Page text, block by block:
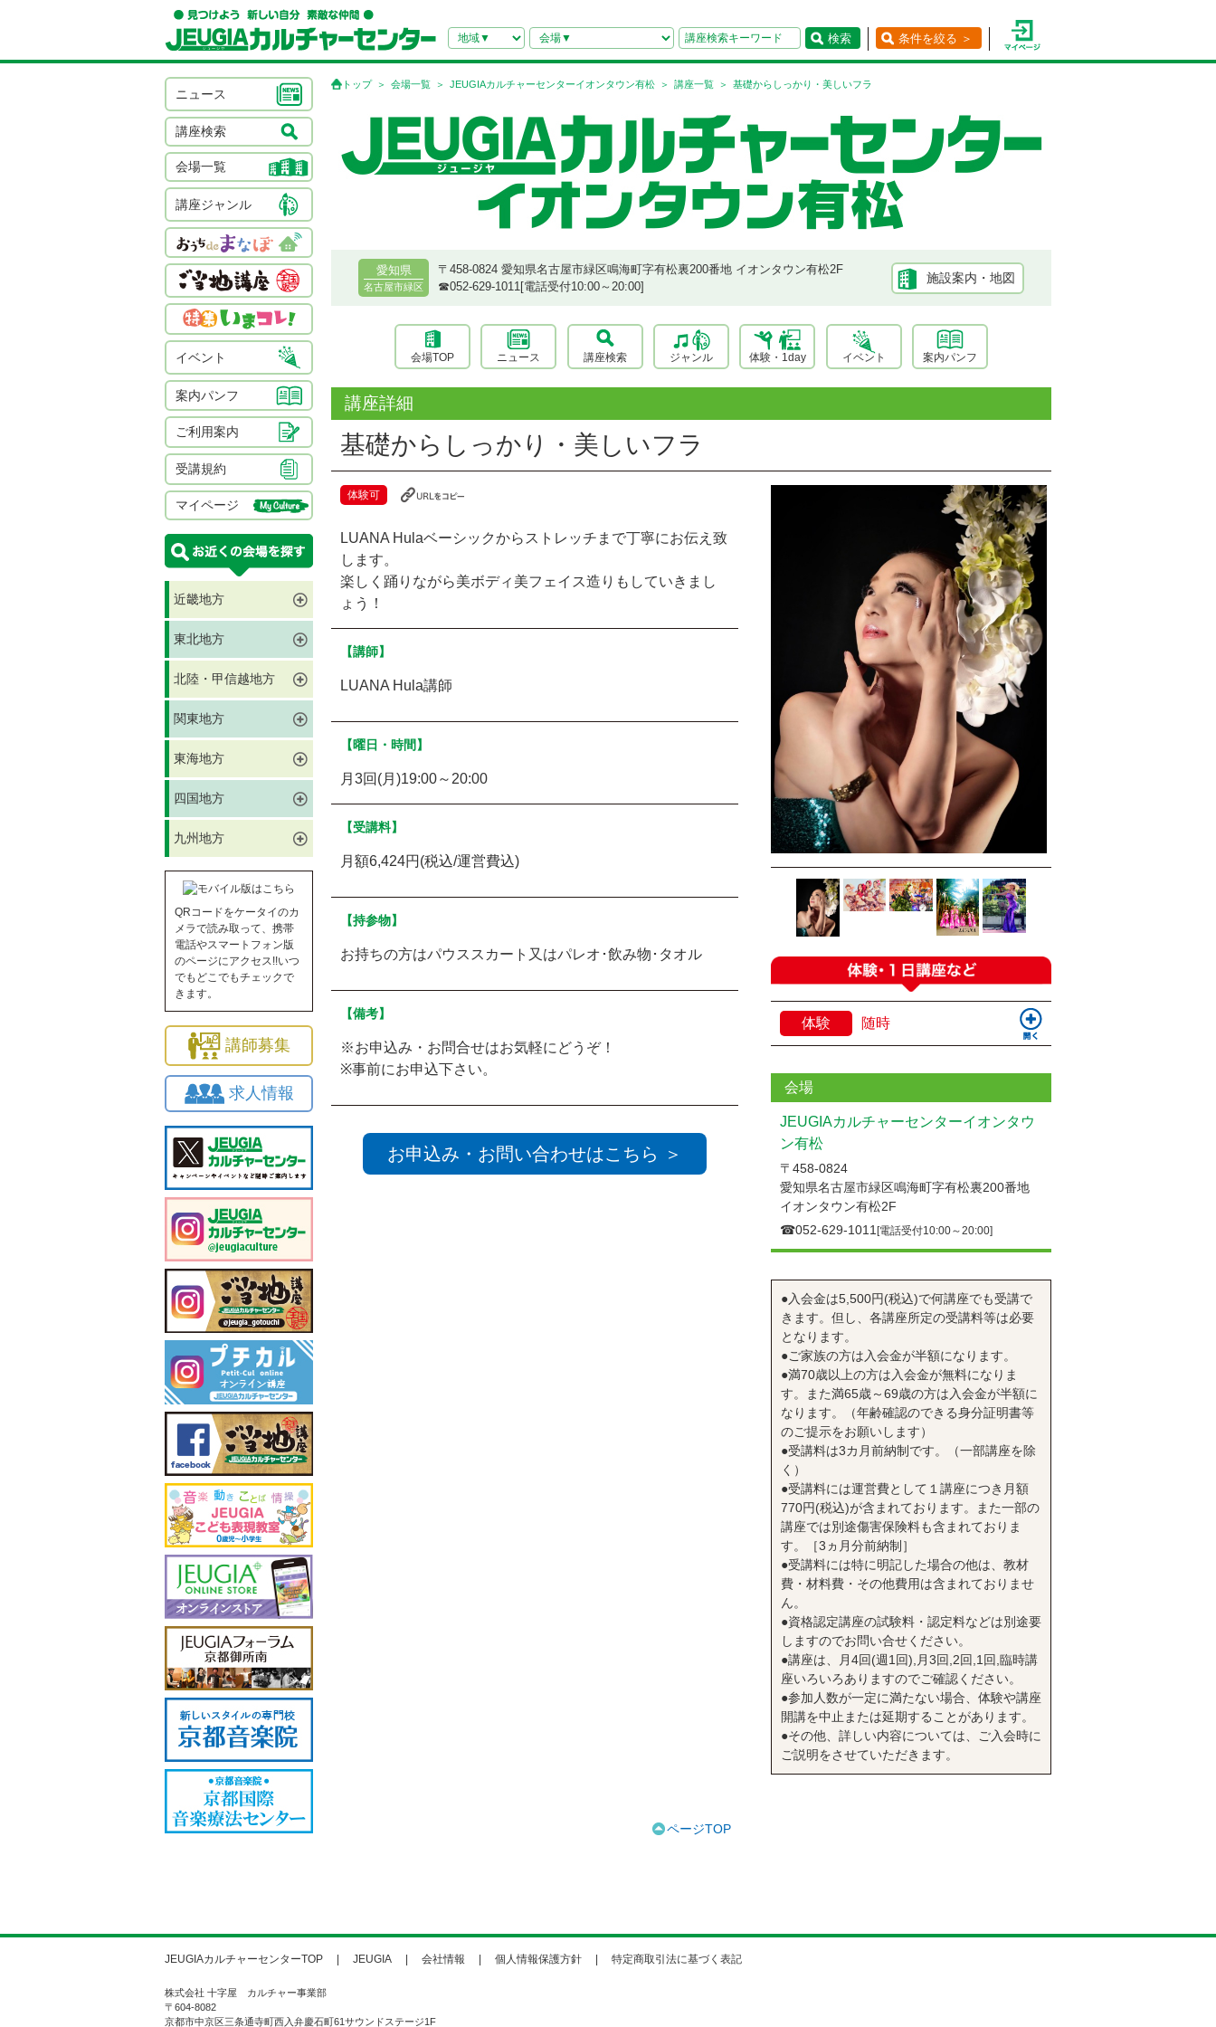
検索 条件を絞る ＞
ニュース
講座検索
会場一覧
講座ジャンル
イベント
案内パンフ
ご利用案内
受講規約
マイページ
近畿地方
東北地方
北陸・甲信越地方
関東地方
東海地方
四国地方
九州地方
QRコードをケータイのカ
メラで読み取って、携帯
電話やスマートフォン版
のページにアクセス!!いつ
でもどこでもチェックで
きます。
講師募集
求人情報
トップ 会場一覧 JEUGIAカルチャーセンターイオンタウン有松 講座一覧 基礎からしっかり・美しいフラ
愛知県
名古屋市緑区
〒458-0824 愛知県名古屋市緑区鳴海町字有松裏200番地 イオンタウン有松2F
☎︎052-629-1011[電話受付10:00～20:00]
施設案内・地図
会場TOP ニュース 講座検索 ジャンル 体験・1day イベント 案内パンフ
講座詳細
基礎からしっかり・美しいフラ
体験可
LUANA Hulaベーシックからストレッチまで丁寧にお伝え致
します。
楽しく踊りながら美ボディ美フェイス造りもしていきまし
ょう！
【講師】
LUANA Hula講師
【曜日・時間】
月3回(月)19:00～20:00
【受講料】
月額6,424円(税込/運営費込)
【持参物】
お持ちの方はパウススカート又はパレオ･飲み物･タオル
【備考】
※お申込み・お問合せはお気軽にどうぞ！
※事前にお申込下さい。
お申込み・お問い合わせはこちら ＞
体験 随時
会場
JEUGIAカルチャーセンターイオンタウ
ン有松
〒458-0824
愛知県名古屋市緑区鳴海町字有松裏200番地
イオンタウン有松2F
☎︎052-629-1011 [電話受付10:00～20:00]
●入会金は5,500円(税込)で何講座でも受講で
きます。但し、各講座所定の受講料等は必要
となります。
●ご家族の方は入会金が半額になります。
●満70歳以上の方は入会金が無料になりま
す。また満65歳～69歳の方は入会金が半額に
なります。（年齢確認のできる身分証明書等
のご提示をお願いします）
●受講料は3カ月前納制です。（一部講座を除
く）
●受講料には運営費として１講座につき月額
770円(税込)が含まれております。また一部の
講座では別途傷害保険料も含まれておりま
す。［3ヵ月分前納制］
●受講料には特に明記した場合の他は、教材
費・材料費・その他費用は含まれておりませ
ん。
●資格認定講座の試験料・認定料などは別途要
しますのでお問い合せください。
●講座は、月4回(週1回),月3回,2回,1回,臨時講
座いろいろありますのでご確認ください。
●参加人数が一定に満たない場合、体験や講座
開講を中止または延期することがあります。
●その他、詳しい内容については、ご入会時に
ご説明をさせていただきます。
ページTOP
JEUGIAカルチャーセンターTOP JEUGIA 会社情報 個人情報保護方針 特定商取引法に基づく表記
株式会社 十字屋 カルチャー事業部
〒604-8082
京都市中京区三条通寺町西入弁慶石町61サウンドステージ1F